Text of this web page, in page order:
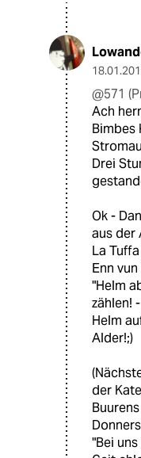
@571
Ach
Bimbes
Drei
Ok -
aus der
La
Enn
"Helm
zählen!
Helm
Alder!;)
der
"Bei